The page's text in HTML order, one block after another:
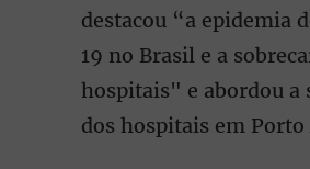
destacou “a epidemia
19 no Brasil e a
hospitais" e abordou a
dos hospitais em Porto